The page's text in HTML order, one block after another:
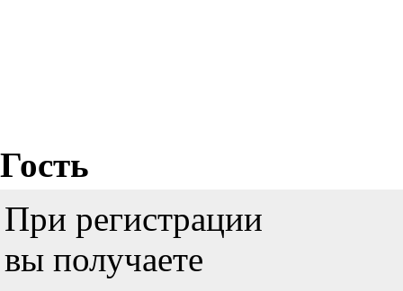
Гость
При регистрации
вы получаете